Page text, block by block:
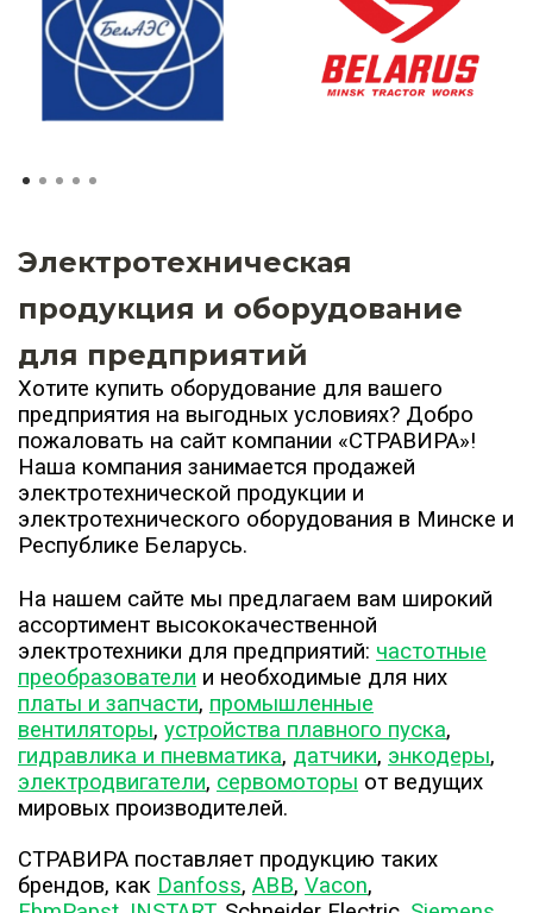
Электротехническая
продукция и оборудование
для предприятий
Хотите купить оборудование для вашего
предприятия на выгодных условиях? Добро
пожаловать на сайт компании «СТРАВИРА»!
Наша компания занимается продажей
электротехнической продукции и
электротехнического оборудования в Минске и
Республике Беларусь.
На нашем сайте мы предлагаем вам широкий
ассортимент высококачественной
электротехники для предприятий: частотные
преобразователи и необходимые для них
платы и запчасти, промышленные
вентиляторы, устройства плавного пуска,
гидравлика и пневматика, датчики, энкодеры,
электродвигатели, сервомоторы от ведущих
мировых производителей.
СТРАВИРА поставляет продукцию таких
брендов, как Danfoss, ABB, Vacon,